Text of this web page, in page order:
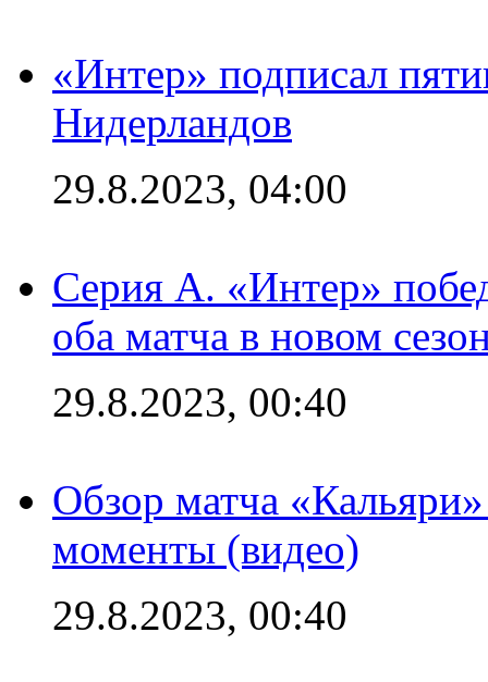
«Интер» подписал
Нидерландов
29.8.2023, 04:00
Серия А. «Интер»
оба матча в новом
29.8.2023, 00:40
Обзор матча
моменты (видео)
29.8.2023, 00:40